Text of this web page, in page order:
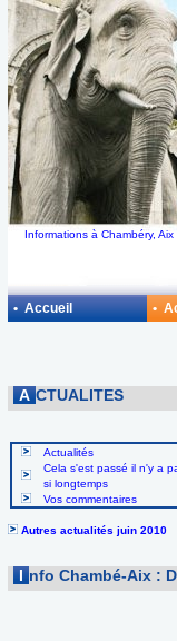
Informations à Chambéry,
A CTUALITES
Actualités
Cela s'est passé il n'y a
si longtemps
Vos commentaires
Autres actualités juin 2010
I nfo Chambé-Aix :
• Accueil •